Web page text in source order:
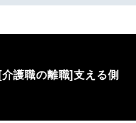
護職の離職]支える側